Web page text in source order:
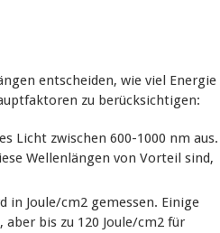
entscheiden, wie viel Energie
zu berücksichtigen:
Licht zwischen 600-1000 nm aus.
Wellenlängen von Vorteil sind,
in Joule/cm2 gemessen. Einige
bis zu 120 Joule/cm2 für